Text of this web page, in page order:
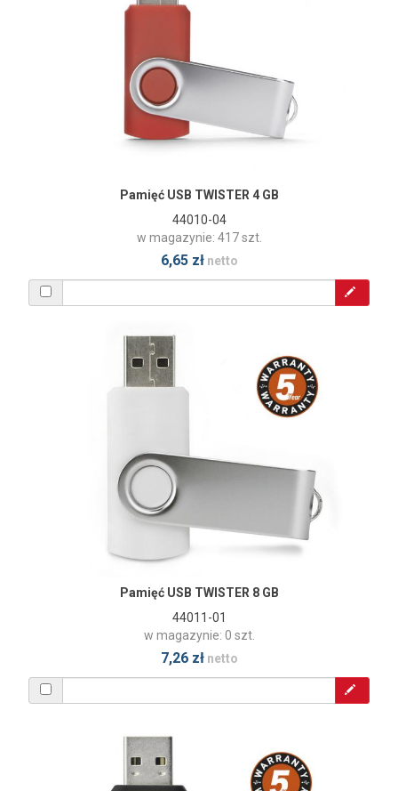
Pamięć USB TWISTER 4 GB
44010-04
w magazynie: 417 szt.
6,65 złnetto
Pamięć USB TWISTER 8 GB
44011-01
w magazynie: 0 szt.
7,26 złnetto